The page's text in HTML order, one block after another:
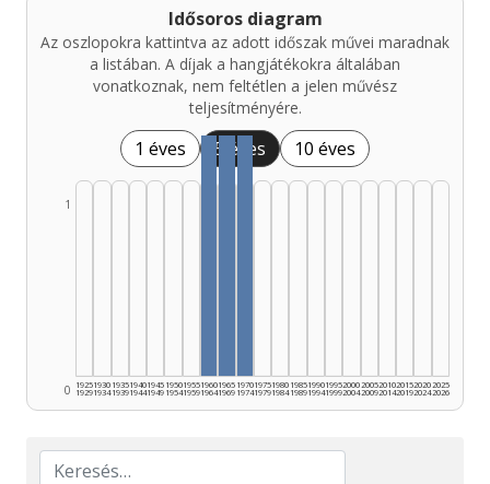
Idősoros diagram
Az oszlopokra kattintva az adott időszak művei maradnak
a listában. A díjak a hangjátékokra általában
vonatkoznak, nem feltétlen a jelen művész
teljesítményére.
1 éves 5 éves 10 éves
0
1
1925
1929
1930
1934
1935
1939
1940
1944
1945
1949
1950
1954
1955
1959
1960
1964
1965
1969
1970
1974
1975
1979
1980
1984
1985
1989
1990
1994
1995
1999
2000
2004
2005
2009
2010
2014
2015
2019
2020
2024
2025
2026